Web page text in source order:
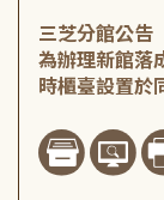
三芝分館公告
為辦理新館落
時櫃臺設置於